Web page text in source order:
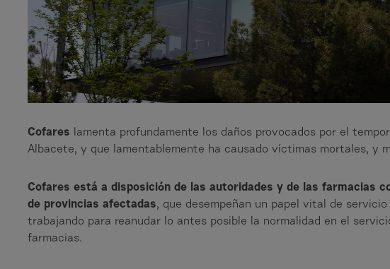
Cofares lamenta profundamente los daños provocados por el
Albacete, y que lamentablemente ha causado víctimas mortales, y
Cofares está a disposición de las autoridades y de las farmacias
de provincias afectadas, que desempeñan un papel vital de
trabajando para reanudar lo antes posible la normalidad en el
farmacias.